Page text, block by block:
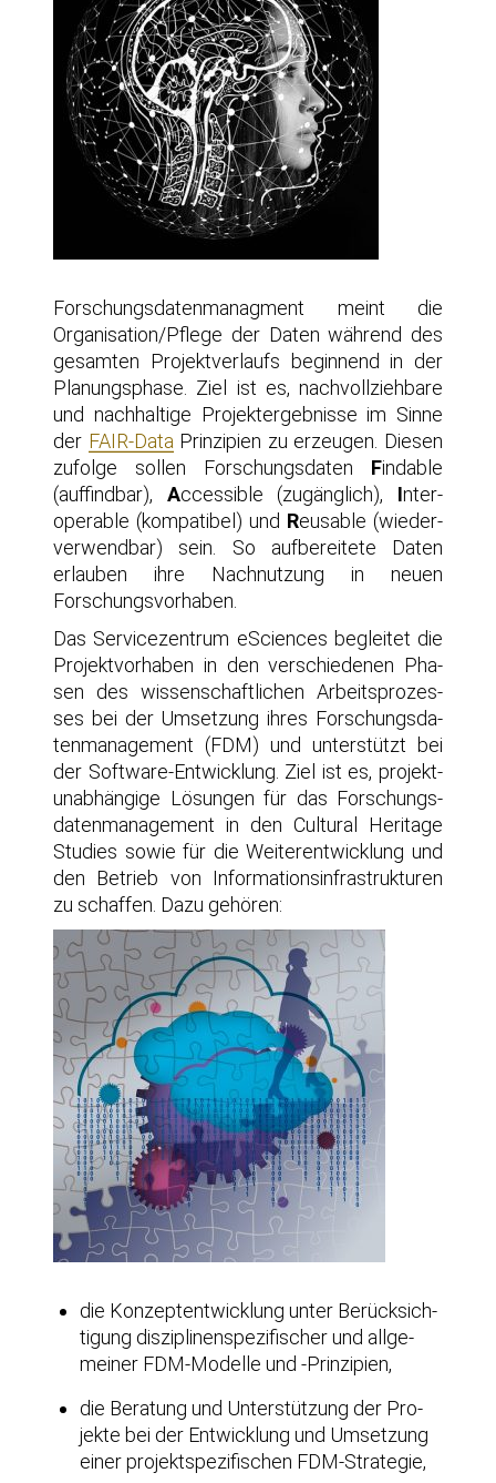
For­schungs­da­ten­ma­nag­ment meint die
Organisation/Pflege der Daten wäh­rend des
gesam­ten Pro­jekt­ver­laufs begin­nend in der
Pla­nungs­pha­se. Ziel ist es, nach­voll­zieh­ba­re
und nach­hal­ti­ge Pro­jekt­er­geb­nis­se im Sin­ne
der FAIR-Data Prin­zi­pi­en zu erzeu­gen. Die­sen
zufol­ge sol­len For­schungs­da­ten Findable
(auf­find­bar), Acces­si­ble (zugäng­lich), Inter­
ope­ra­ble (kom­pa­ti­bel) und Reusable (wie­der­
ver­wend­bar) sein. So auf­be­rei­te­te Daten
erlau­ben ihre Nach­nut­zung in neu­en
Forschungsvorhaben.
Das Ser­vice­zen­trum eSci­en­ces beglei­tet die
Pro­jekt­vor­ha­ben in den ver­schie­de­nen Pha­
sen des wis­sen­schaft­li­chen Arbeits­pro­zes­
ses bei der Umset­zung ihres For­schungs­da­
ten­ma­nage­ment (FDM) und unter­stützt bei
der Soft­ware-Ent­wick­lung. Ziel ist es, pro­jekt­
un­ab­hän­gi­ge Lösun­gen für das For­schungs­
da­ten­ma­nage­ment in den Cul­tu­ral Heri­ta­ge
Stu­dies sowie für die Wei­ter­ent­wick­lung und
den Betrieb von Infor­ma­ti­ons­in­fra­struk­tu­ren
zu schaf­fen. Dazu gehören:
die Kon­zept­ent­wick­lung unter Berück­sich­
ti­gung dis­zi­pli­nen­spe­zi­fi­scher und all­ge­
mei­ner FDM-Model­le und ‑Prin­zi­pi­en,
die Bera­tung und Unter­stüt­zung der Pro­
jek­te bei der Ent­wick­lung und Umset­zung
einer pro­jekt­spe­zi­fi­schen FDM-Strategie,